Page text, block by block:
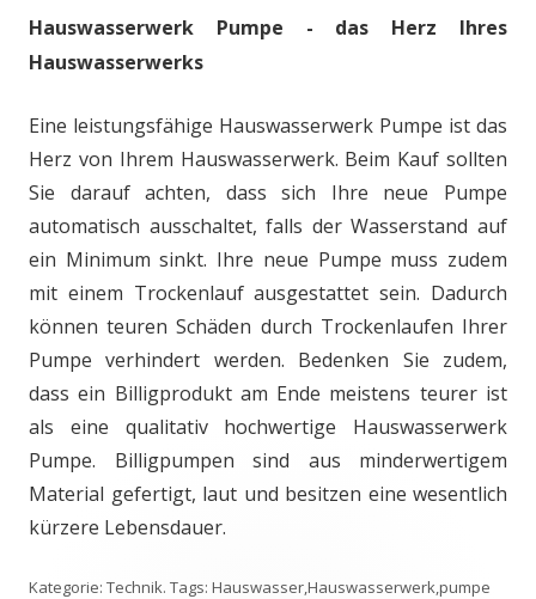
Hauswasserwerk Pumpe - das Herz Ihres
Hauswasserwerks
Eine leistungsfähige Hauswasserwerk Pumpe ist das
Herz von Ihrem Hauswasserwerk. Beim Kauf sollten
Sie darauf achten, dass sich Ihre neue Pumpe
automatisch ausschaltet, falls der Wasserstand auf
ein Minimum sinkt. Ihre neue Pumpe muss zudem
mit einem Trockenlauf ausgestattet sein. Dadurch
können teuren Schäden durch Trockenlaufen Ihrer
Pumpe verhindert werden. Bedenken Sie zudem,
dass ein Billigprodukt am Ende meistens teurer ist
als eine qualitativ hochwertige Hauswasserwerk
Pumpe. Billigpumpen sind aus minderwertigem
Material gefertigt, laut und besitzen eine wesentlich
kürzere Lebensdauer.
Kategorie: Technik. Tags: Hauswasser,Hauswasserwerk,pumpe